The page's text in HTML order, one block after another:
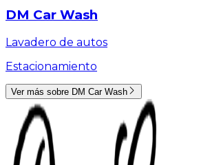
DM Car Wash
Lavadero de autos
Estacionamiento
Ver más sobre DM Car Wash